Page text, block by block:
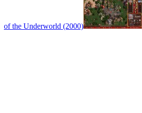
of the Underworld (2000)